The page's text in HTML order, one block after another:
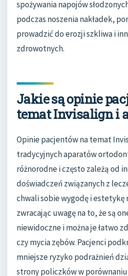
spożywania napojów
podczas noszenia nakładek,
prowadzić do erozji szkliwa i
zdrowotnych.
Jakie są opinie
temat Invisalign i
Opinie pacjentów na temat
tradycyjnych aparatów
różnorodne i często zależą od
doświadczeń związanych z
chwali sobie wygodę i estetykę
zwracając uwagę na to, że są
niewidoczne i można je łatwo
czy mycia zębów. Pacjenci
mniejsze ryzyko podrażnień
strony policzków w